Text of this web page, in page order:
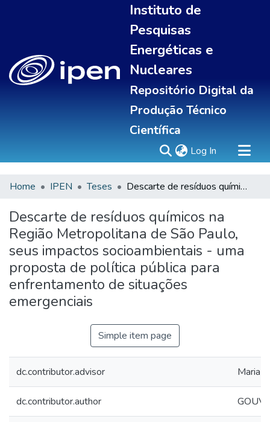
Instituto de
Pesquisas
Energéticas e
Nucleares
Repositório Digital da
Produção Técnico
Científica
Log In (current)
Sobre
Communities & Collections
All of DSpace
Statistics
Home IPEN Teses Descarte de resíduos químicos na Região Metropolitana de São Paulo, seus impactos socioambientais - uma proposta de política pública para enfrentamento de situações emergenciais
Descarte de resíduos químicos na
Região Metropolitana de São Paulo,
seus impactos socioambientais - uma
proposta de política pública para
enfrentamento de situações
emergenciais
Simple item page
dc.contributor.advisor Maria
dc.contributor.author